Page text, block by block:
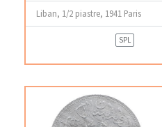
Liban, 1/2 piastre, 1941 Paris
SPL